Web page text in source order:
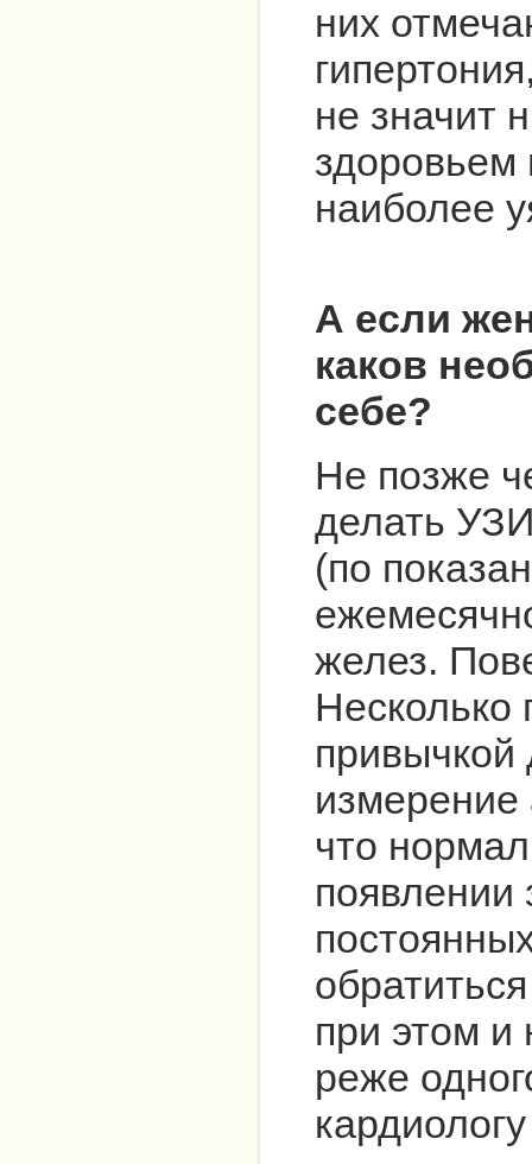
них
не значит
здоровьем
наиболее
А если
каков
себе?
Не позже
делать
(по
желез.
Несколько
привычкой
что
появлении
при этом и
реже